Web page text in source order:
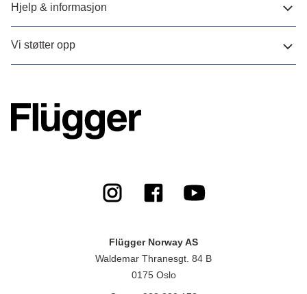
Hjelp & informasjon
Vi støtter opp
Flügger Norway AS
Waldemar Thranesgt. 84 B
0175 Oslo